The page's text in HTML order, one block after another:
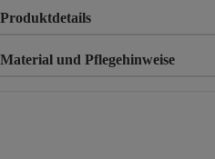
Produktdetails
Material und Pflegehinweise